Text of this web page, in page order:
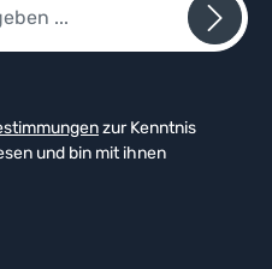
zur Kenntnis
und bin mit ihnen